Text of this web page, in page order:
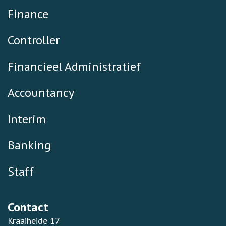
Finance
Controller
Financieel Administratief
Accountancy
Interim
Banking
Staff
Contact
Kraaiheide 17